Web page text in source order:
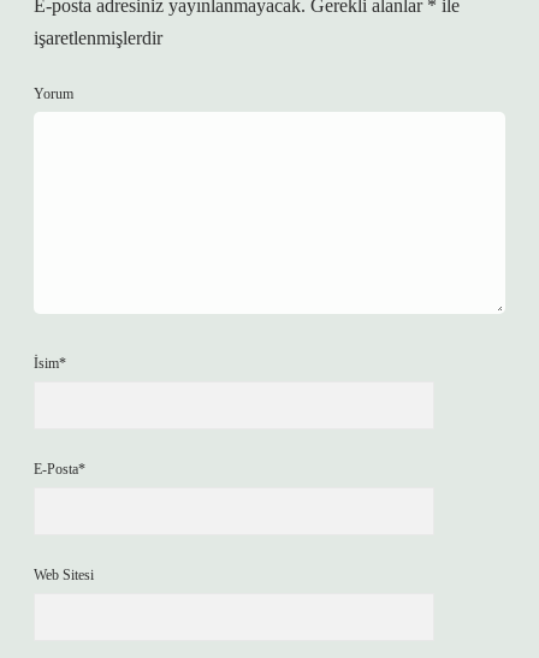
E-posta adresiniz yayınlanmayacak. Gerekli alanlar * ile
işaretlenmişlerdir
Yorum
İsim*
E-Posta*
Web Sitesi